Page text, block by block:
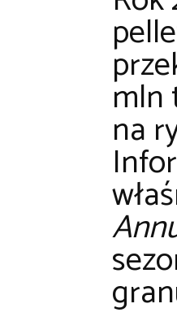
mln
na